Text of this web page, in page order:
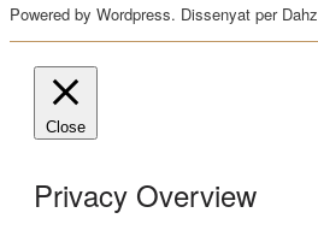
Powered by Wordpress. Dissenyat per Dahz
Close
Privacy Overview